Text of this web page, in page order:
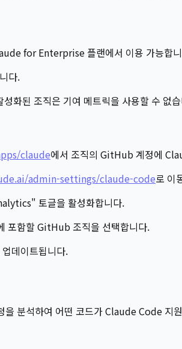
for Enterprise 플랜에서 이용 가능합
다.
된 조직은 기여 메트릭을 사용할 수 없
claude에서 조직의 GitHub 계정에
admin-settings/claude-code로 이
토글을 활성화합니다.
포함할 GitHub 조직을 선택합니다.
데이트됩니다.
분석하여 어떤 코드가 Claude Code 지